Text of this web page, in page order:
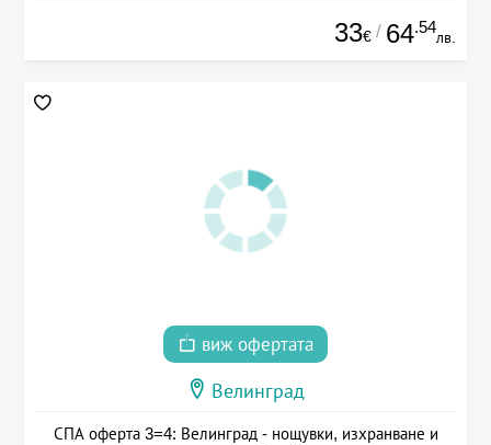
33€ / 64.54
лв.
виж офертата
Велинград
СПА оферта 3=4: Велинград - нощувки, изхранване и